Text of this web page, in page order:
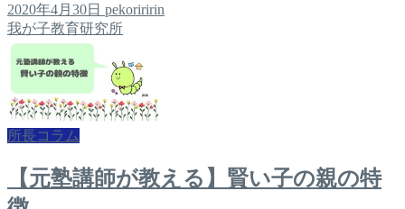
2020年4月30日 pekoriririn
我が子教育研究所
所長コラム
【元塾講師が教える】賢い子の親の特